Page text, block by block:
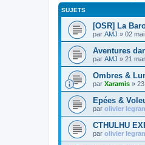
SUJETS
[OSR] La
par AMJ » 02
Aventures
par AMJ » 21
Ombres &
par Xaramis »
Epées &
par olivier
CTHULHU
par olivier